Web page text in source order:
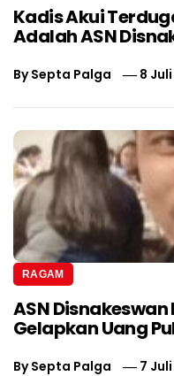
Kadis Akui
Adalah ASN
BySepta Palga 8
RAGAM
ASN
Gelapkan Uang
BySepta Palga 7